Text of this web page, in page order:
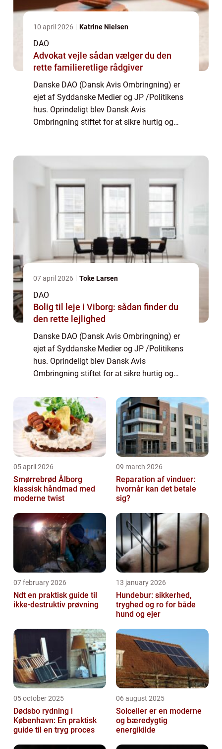
10 april 2026 Katrine Nielsen
DAO
Advokat vejle sådan vælger du den
rette familieretlige rådgiver
Danske DAO (Dansk Avis Ombringning) er
ejet af Syddanske Medier og JP /Politikens
hus. Oprindeligt blev Dansk Avis
Ombringning stiftet for at sikre hurtig og
07 april 2026 Toke Larsen
DAO
Bolig til leje i Viborg: sådan finder du
den rette lejlighed
Danske DAO (Dansk Avis Ombringning) er
ejet af Syddanske Medier og JP /Politikens
hus. Oprindeligt blev Dansk Avis
Ombringning stiftet for at sikre hurtig og
det vil sige aviser og dagblade (inkl...
05 april 2026
Smørrebrød Ålborg
klassisk håndmad med
moderne twist
09 march 2026
Reparation af vinduer:
hvornår kan det betale
sig?
07 february 2026
Ndt en praktisk guide til
ikke-destruktiv prøvning
13 january 2026
Hundebur: sikkerhed,
tryghed og ro for både
hund og ejer
05 october 2025
Dødsbo rydning i
København: En praktisk
guide til en tryg proces
06 august 2025
Solceller er en moderne
og bæredygtig
energikilde